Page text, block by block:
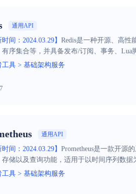
通用API
时间：2024.03.29】 Redis是一种开源、高
有序集合等，并具备发布/订阅、事务、Lua
工具 > 基础架构服务
通用API
时间：2024.03.29】 Prometheus是一款开源
存储以及查询功能，适用于以时间序列数据
工具 > 基础架构服务